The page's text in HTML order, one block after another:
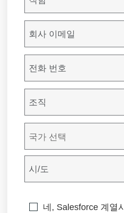
네, Salesforce 계열